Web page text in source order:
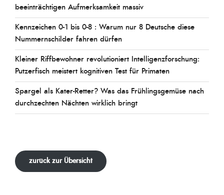
beeinträchtigen Aufmerksamkeit massiv
Kennzeichen 0-1 bis 0-8 : Warum nur 8 Deutsche diese
Nummernschilder fahren dürfen
Kleiner Riffbewohner revolutioniert Intelligenzforschung:
Putzerfisch meistert kognitiven Test für Primaten
Spargel als Kater-Retter? Was das Frühlingsgemüse nach
durchzechten Nächten wirklich bringt
zurück zur Übersicht